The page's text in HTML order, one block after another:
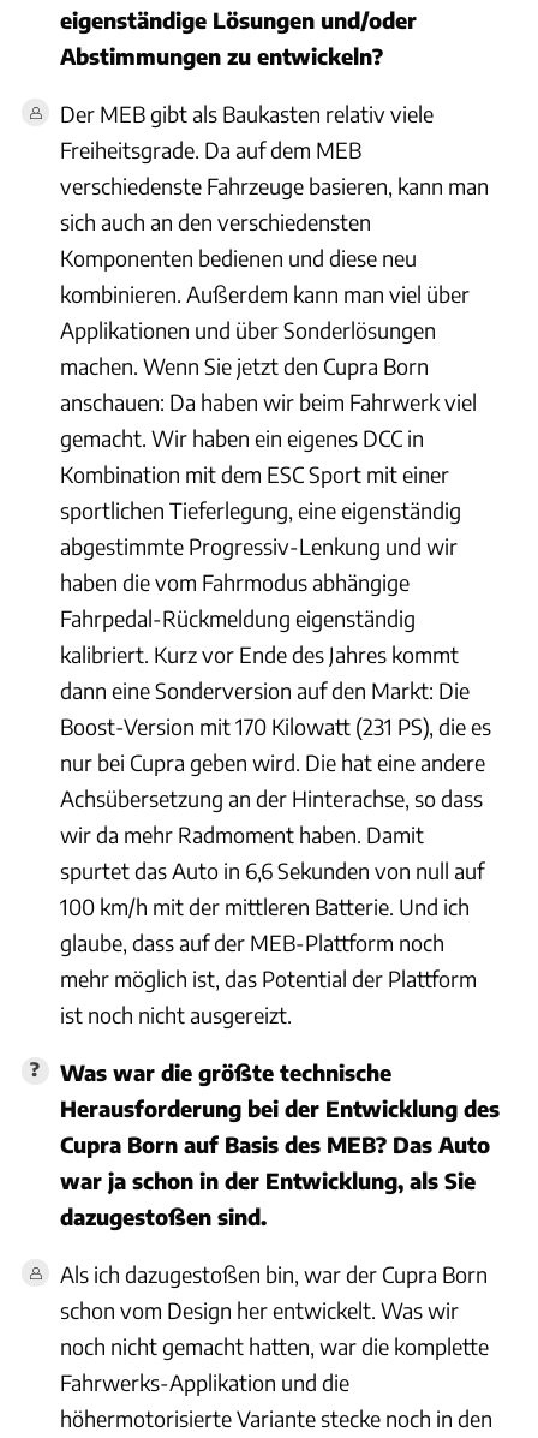
eigenständige Lösungen und/oder
Abstimmungen zu entwickeln?
Der MEB gibt als Baukasten relativ viele
Freiheitsgrade. Da auf dem MEB
verschiedenste Fahrzeuge basieren, kann man
sich auch an den verschiedensten
Komponenten bedienen und diese neu
kombinieren. Außerdem kann man viel über
Applikationen und über Sonderlösungen
machen. Wenn Sie jetzt den Cupra Born
anschauen: Da haben wir beim Fahrwerk viel
gemacht. Wir haben ein eigenes DCC in
Kombination mit dem ESC Sport mit einer
sportlichen Tieferlegung, eine eigenständig
abgestimmte Progressiv-Lenkung und wir
haben die vom Fahrmodus abhängige
Fahrpedal-Rückmeldung eigenständig
kalibriert. Kurz vor Ende des Jahres kommt
dann eine Sonderversion auf den Markt: Die
Boost-Version mit 170 Kilowatt (231 PS), die es
nur bei Cupra geben wird. Die hat eine andere
Achsübersetzung an der Hinterachse, so dass
wir da mehr Radmoment haben. Damit
spurtet das Auto in 6,6 Sekunden von null auf
100 km/h mit der mittleren Batterie. Und ich
glaube, dass auf der MEB-Plattform noch
mehr möglich ist, das Potential der Plattform
ist noch nicht ausgereizt.
Was war die größte technische
Herausforderung bei der Entwicklung des
Cupra Born auf Basis des MEB? Das Auto
war ja schon in der Entwicklung, als Sie
dazugestoßen sind.
Als ich dazugestoßen bin, war der Cupra Born
schon vom Design her entwickelt. Was wir
noch nicht gemacht hatten, war die komplette
Fahrwerks-Applikation und die
höhermotorisierte Variante stecke noch in den